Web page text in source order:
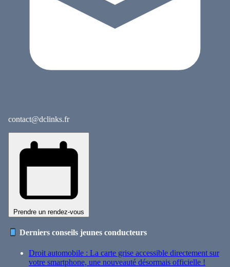
contact@dclinks.fr
Prendre un rendez-vous
Derniers conseils jeunes conducteurs
Droit automobile : La carte grise accessible directement sur
votre smartphone, une nouveauté désormais officielle !